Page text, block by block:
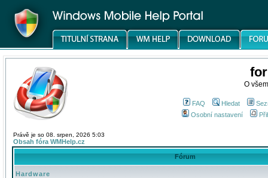
O
FAQ Hledat
Osobní nastavení
Právě je so 08. srpen, 2026 5:03
Obsah fóra WMHelp.cz
Fórum
Hardware